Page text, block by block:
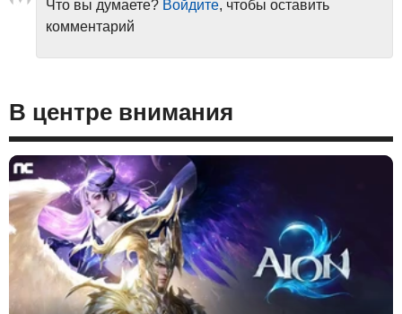
Что вы думаете? Войдите, чтобы оставить
комментарий
В центре внимания